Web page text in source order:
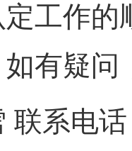
工作的
有疑问
联系电